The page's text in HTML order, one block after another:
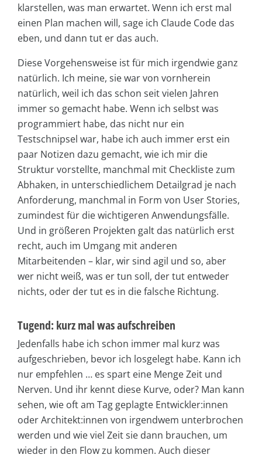
klarstellen, was man erwartet. Wenn ich erst mal
einen Plan machen will, sage ich Claude Code das
eben, und dann tut er das auch.
Diese Vorgehensweise ist für mich irgendwie ganz
natürlich. Ich meine, sie war von vornherein
natürlich, weil ich das schon seit vielen Jahren
immer so gemacht habe. Wenn ich selbst was
programmiert habe, das nicht nur ein
Testschnipsel war, habe ich auch immer erst ein
paar Notizen dazu gemacht, wie ich mir die
Struktur vorstellte, manchmal mit Checkliste zum
Abhaken, in unterschiedlichem Detailgrad je nach
Anforderung, manchmal in Form von User Stories,
zumindest für die wichtigeren Anwendungsfälle.
Und in größeren Projekten galt das natürlich erst
recht, auch im Umgang mit anderen
Mitarbeitenden – klar, wir sind agil und so, aber
wer nicht weiß, was er tun soll, der tut entweder
nichts, oder der tut es in die falsche Richtung.
Tugend: kurz mal was aufschreiben
Jedenfalls habe ich schon immer mal kurz was
aufgeschrieben, bevor ich losgelegt habe. Kann ich
nur empfehlen … es spart eine Menge Zeit und
Nerven. Und ihr kennt diese Kurve, oder? Man kann
sehen, wie oft am Tag geplagte Entwickler:innen
oder Architekt:innen von irgendwem unterbrochen
werden und wie viel Zeit sie dann brauchen, um
wieder in den Flow zu kommen. Auch dieser